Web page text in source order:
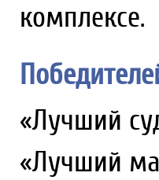
комплексе.
«Лучший
«Лучший